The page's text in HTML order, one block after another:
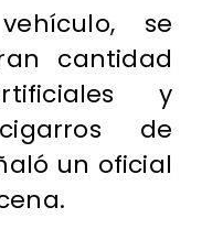
se
cantidad
y
de
un oficial